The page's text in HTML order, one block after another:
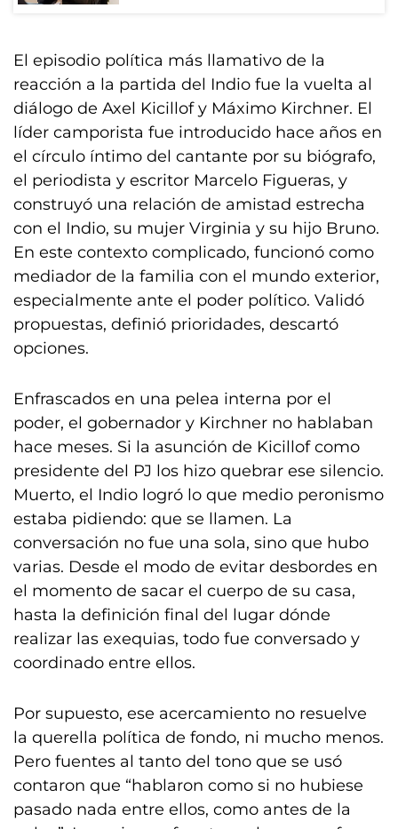
El episodio política más llamativo de la
reacción a la partida del Indio fue la vuelta al
diálogo de Axel Kicillof y Máximo Kirchner. El
líder camporista fue introducido hace años en
el círculo íntimo del cantante por su biógrafo,
el periodista y escritor Marcelo Figueras, y
construyó una relación de amistad estrecha
con el Indio, su mujer Virginia y su hijo Bruno.
En este contexto complicado, funcionó como
mediador de la familia con el mundo exterior,
especialmente ante el poder político. Validó
propuestas, definió prioridades, descartó
opciones.
Enfrascados en una pelea interna por el
poder, el gobernador y Kirchner no hablaban
hace meses. Si la asunción de Kicillof como
presidente del PJ los hizo quebrar ese silencio.
Muerto, el Indio logró lo que medio peronismo
estaba pidiendo: que se llamen. La
conversación no fue una sola, sino que hubo
varias. Desde el modo de evitar desbordes en
el momento de sacar el cuerpo de su casa,
hasta la definición final del lugar dónde
realizar las exequias, todo fue conversado y
coordinado entre ellos.
Por supuesto, ese acercamiento no resuelve
la querella política de fondo, ni mucho menos.
Pero fuentes al tanto del tono que se usó
contaron que “hablaron como si no hubiese
pasado nada entre ellos, como antes de la